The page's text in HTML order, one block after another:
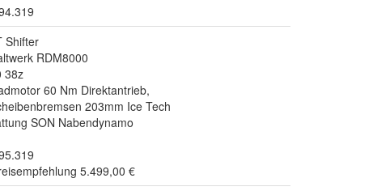
Shifter
RDM8000
38z
60 Nm Direktantrieb,
203mm Ice Tech
SON Nabendynamo
5.499,00 €